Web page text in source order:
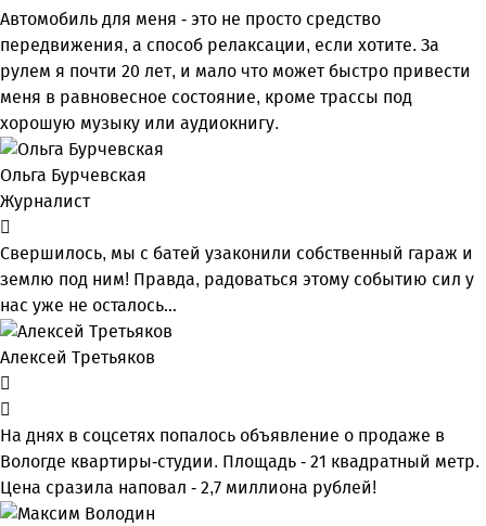
Автомобиль для меня - это не просто средство
передвижения, а способ релаксации, если хотите. За
рулем я почти 20 лет, и мало что может быстро привести
меня в равновесное состояние, кроме трассы под
хорошую музыку или аудиокнигу.
Ольга Бурчевская
Журналист
Свершилось, мы с батей узаконили собственный гараж и
землю под ним! Правда, радоваться этому событию сил у
нас уже не осталось…
Алексей Третьяков
На днях в соцсетях попалось объявление о продаже в
Вологде квартиры-студии. Площадь - 21 квадратный метр.
Цена сразила наповал - 2,7 миллиона рублей!